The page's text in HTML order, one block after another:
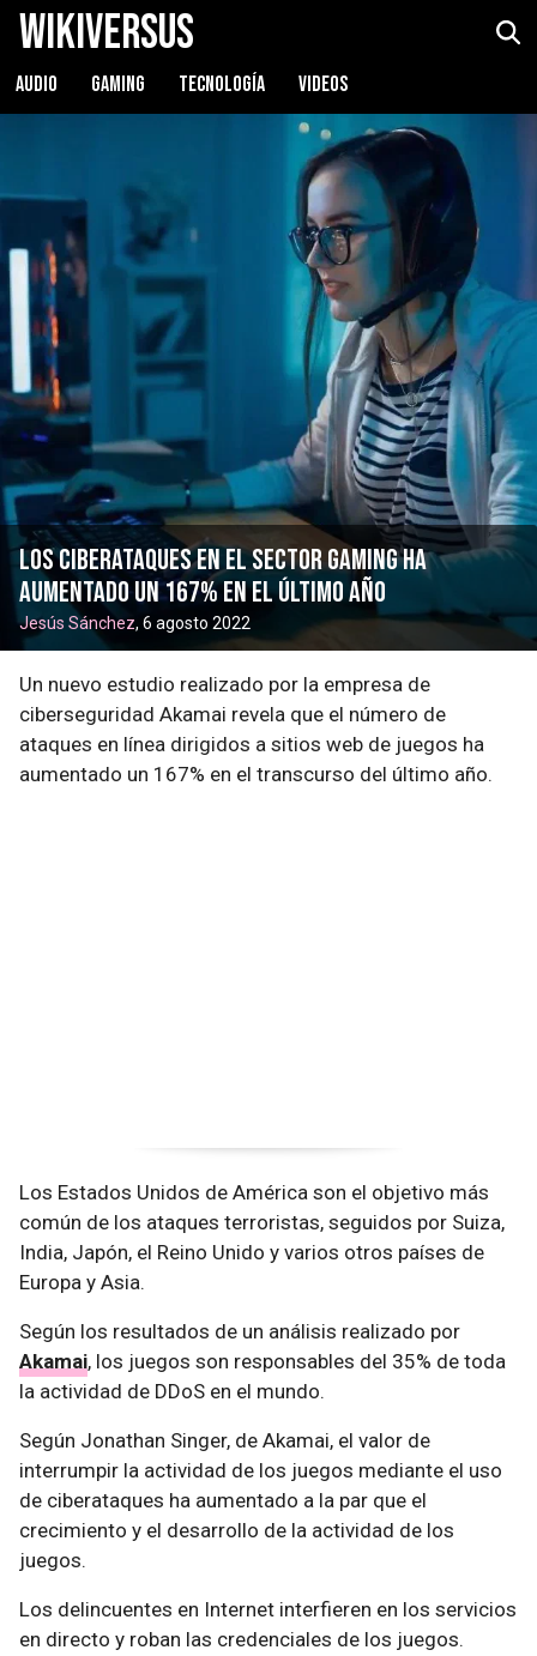
WikiVersus
AUDIO GAMING TECNOLOGÍA VIDEOS
Los ciberataques en el sector gaming ha
aumentado un 167% en el último año
Jesús Sánchez, 6 agosto 2022
Un nuevo estudio realizado por la empresa de
ciberseguridad Akamai revela que el número de
ataques en línea dirigidos a sitios web de juegos ha
aumentado un 167% en el transcurso del último año.
Los Estados Unidos de América son el objetivo más
común de los ataques terroristas, seguidos por Suiza,
India, Japón, el Reino Unido y varios otros países de
Europa y Asia.
Según los resultados de un análisis realizado por
Akamai, los juegos son responsables del 35% de toda
la actividad de DDoS en el mundo.
Según Jonathan Singer, de Akamai, el valor de
interrumpir la actividad de los juegos mediante el uso
de ciberataques ha aumentado a la par que el
crecimiento y el desarrollo de la actividad de los
juegos.
Los delincuentes en Internet interfieren en los servicios
en directo y roban las credenciales de los juegos.